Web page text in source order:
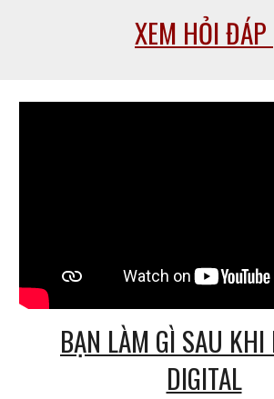
XEM HỎI ĐÁP
BẠN LÀM GÌ SAU KHI
DIGITAL